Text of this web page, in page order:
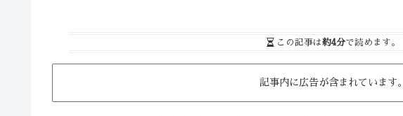
この記事は約4分で読めます。
記事内に広告が含まれています。